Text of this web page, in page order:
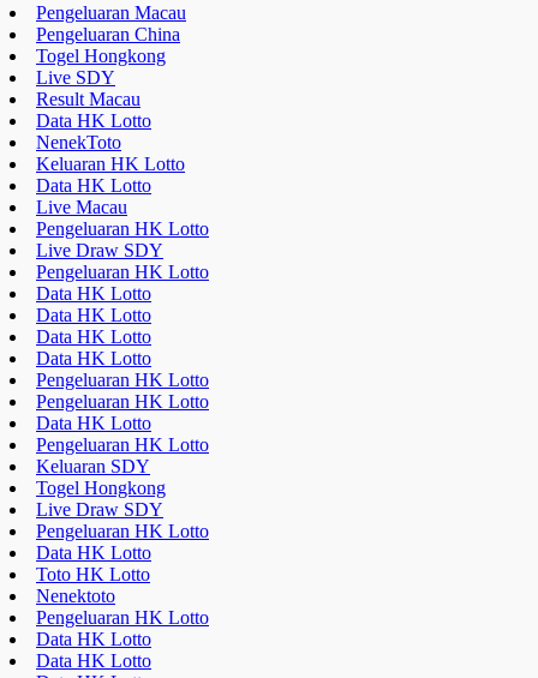
Pengeluaran Macau
Pengeluaran China
Togel Hongkong
Live SDY
Result Macau
Data HK Lotto
NenekToto
Keluaran HK Lotto
Data HK Lotto
Live Macau
Pengeluaran HK Lotto
Live Draw SDY
Pengeluaran HK Lotto
Data HK Lotto
Data HK Lotto
Data HK Lotto
Data HK Lotto
Pengeluaran HK Lotto
Pengeluaran HK Lotto
Data HK Lotto
Pengeluaran HK Lotto
Keluaran SDY
Togel Hongkong
Live Draw SDY
Pengeluaran HK Lotto
Data HK Lotto
Toto HK Lotto
Nenektoto
Pengeluaran HK Lotto
Data HK Lotto
Data HK Lotto